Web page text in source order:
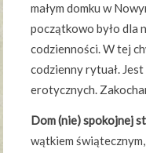
małym domku w
początkowo było dla
codzienności. W tej
codzienny rytuał.
erotycznych.
Dom (nie) spokojnej
wątkiem